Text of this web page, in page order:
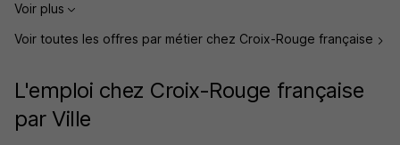
Voir plus
Voir toutes les offres par métier chez Croix-Rouge française
L'emploi chez Croix-Rouge française
par Ville